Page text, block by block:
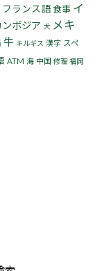
フランス語食事 イ
ンボジア 犬 メキ
牛 キルギス 漢字 スペ
ATM 海 中国 修理 福岡